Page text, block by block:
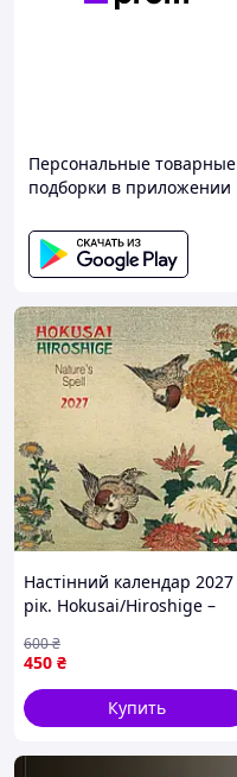
Персональные товарные
подборки в приложении
Настінний календар 2027
рік. Hokusai/Hiroshige –
450 ₴
600₴
Купить